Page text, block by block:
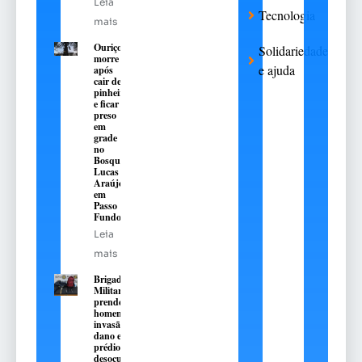
mais
Ouriço
morre
após
cair de
pinheiro
e ficar
preso
em
grade
no
Bosque
Lucas
Araújo,
em
Passo
Fundo
Leia
mais
Brigada
Militar
prende dois
homens por
invasão e
dano em
prédio
desocupado
Tecnologia
Solidariedade
e ajuda